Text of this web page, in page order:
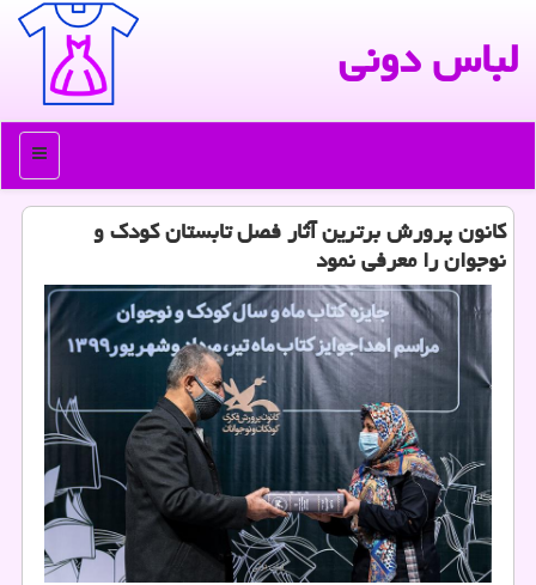
لباس دونی
منو
كانون پرورش برترین آثار فصل تابستان كودك و
نوجوان را معرفی نمود